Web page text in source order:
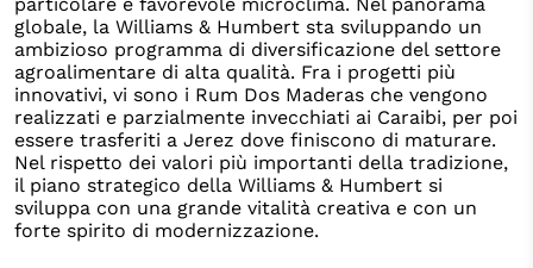
particolare e favorevole microclima. Nel panorama
globale, la Williams & Humbert sta sviluppando un
ambizioso programma di diversificazione del settore
agroalimentare di alta qualità. Fra i progetti più
innovativi, vi sono i Rum Dos Maderas che vengono
realizzati e parzialmente invecchiati ai Caraibi, per poi
essere trasferiti a Jerez dove finiscono di maturare.
Nel rispetto dei valori più importanti della tradizione,
il piano strategico della Williams & Humbert si
sviluppa con una grande vitalità creativa e con un
forte spirito di modernizzazione.